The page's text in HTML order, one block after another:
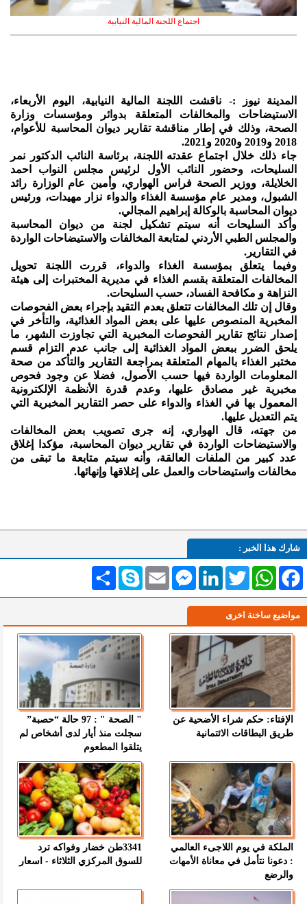
اجتماع اللجنة المالية النيابية
المدينة نيوز :- ناقشت اللجنة المالية النيابية، اليوم الأربعاء،
الاستيضاحات والمخالفات المتعلقة بدوائر ومؤسسات وزارة
الصحة، وذلك في إطار مناقشة تقارير ديوان المحاسبة للأعوام،
2018 و2019 و2020 و2021.
جاء ذلك خلال اجتماع عقدته اللجنة، برئاسة النائب الدكتور نمر
السليحات، وحضور النائب الأول لرئيس مجلس النواب احمد
الخلايلة، ووزير الصحة فراس الهواري، وأمين عام الوزارة رائد
الشبول، ومدير عام مؤسسة الغذاء والدواء نزار مهيدات، ورئيس
ديوان المحاسبة بالوكالة إبراهيم المجالي.
وأكد السليحات أنه سيتم تشكيل لجنة من ديوان المحاسبة
والمجلس الطبي الأردني لمتابعة المخالفات والاستيضاحات الواردة
في التقارير.
وفيما يتعلق بمؤسسة الغذاء والدواء، قررت اللجنة تحويل
المخالفات المتعلقة بقسم الغذاء في مديرية المختبرات إلى هيئة
النزاهة و مكافحة الفساد، حسب السليحات.
وقال إن تلك المخالفات تتعلق بعدم التقيد بإجراء بعض الفحوصات
المخبرية المنصوص عليها على بعض المواد الغذائية، والتأخر في
إصدار نتائج تقارير الفحوصات المخبرية التي تجاوزت الشهر، ما
يلحق الضرر ببعض المواد الغذائية إلى جانب عدم التزام قسم
مختبر الغذاء بالمهام المتعلقة بمراجعة التقارير والتأكد من صحة
المعلومات الواردة فيها حسب الأصول، فضلا عن وجود فحوص
مخبرية غير مصادق عليها، وعدم قدرة الأنظمة الإلكترونية
المعمول بها في الغذاء والدواء على حصر التقارير المخبرية التي
يتم التعديل عليها.
من جهته، قال الهواري، إنه جرى تصويب بعض المخالفات
والاستيضاحات الواردة في تقارير ديوان المحاسبة، مؤكدا إغلاق
عدد كبير من الملفات العالقة، وأنه سيتم متابعة ما تبقى من
مخالفات واستيضاحات والعمل على إغلاقها وإنهائها.
شارك هذا الخبر :
انشر Skype Email
MessengerLinkedInTwitterWhatsAppFacebook
مواضيع ساخنة اخرى
الإفتاء: حكم شراء الأضحية عن
طريق البطاقات الائتمانية
" الصحة " : 97 حالة “حصبة”
سجلت منذ أيار لدى أشخاص لم
يتلقوا المطعوم
الملكة في يوم اللاجىء العالمي
: دعونا نتأمل في معاناة الأمهات
والرضع
3341طن خضار وفواكه ترد
للسوق المركزي الثلاثاء - اسعار